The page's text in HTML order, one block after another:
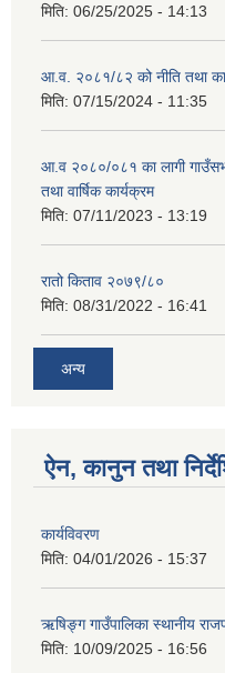
मिति: 06/25/2025 - 14:13
आ.व. २०८१/८२ को नीति तथा
मिति: 07/15/2024 - 11:35
आ.व २०८०/०८१ का लागी
तथा वार्षिक कार्यक्रम
मिति: 07/11/2023 - 13:19
रातो किताव २०७९/८०
मिति: 08/31/2022 - 16:41
अन्य
ऐन, कानुन तथा
कार्यविवरण
मिति: 04/01/2026 - 15:37
ऋषिङ्ग गाउँपालिका स्थानीय
मिति: 10/09/2025 - 16:56